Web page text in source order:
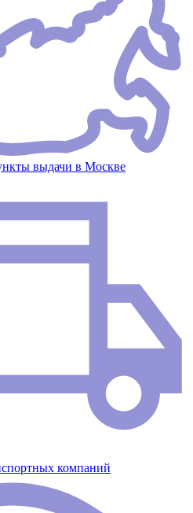
выдачи в Москве
компаний